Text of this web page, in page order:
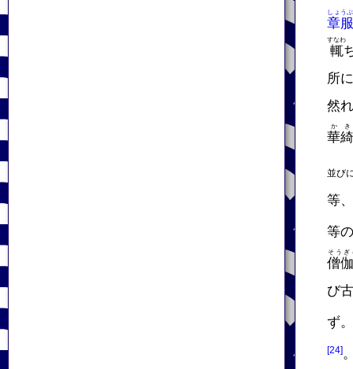
章
しょう
輒
すなわ
所
然
華綺
かき
並び
等
等
僧
そうぎ
び
ず。